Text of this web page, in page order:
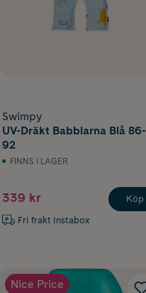
Swimpy
UV-Dräkt Babblarna Blå 86-
92
FINNS I LAGER
339 kr
Fri frakt Instabox
Köp
Nice Price